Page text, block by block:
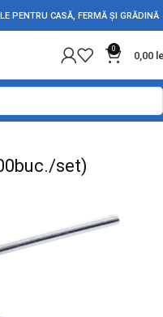
PENTRU CASĂ, FERMĂ ȘI GRĂDINĂ
0
0,00
set)